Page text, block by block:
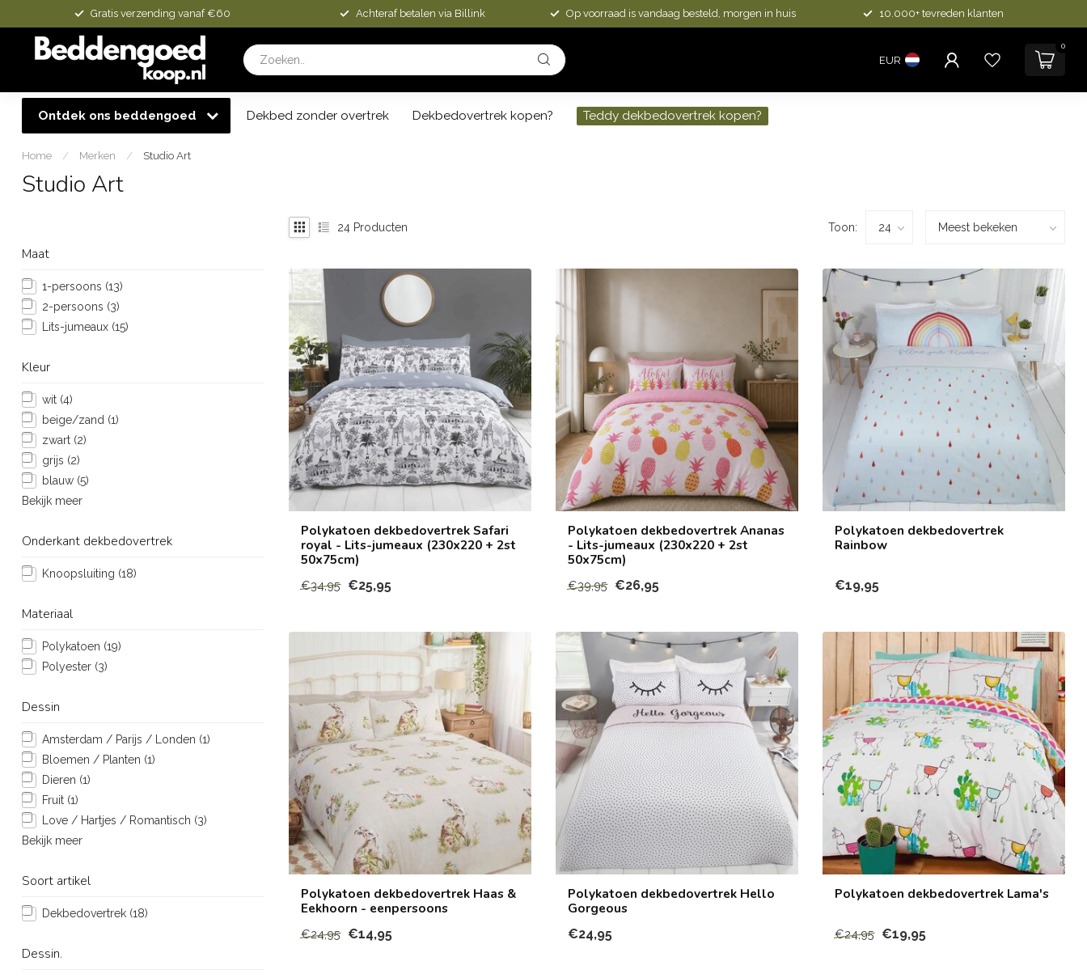
Gratis verzending vanaf €60 Achteraf betalen via Billink Op voorraad is vandaag besteld, morgen in huis 10.000+ tevreden klanten
EUR
0
Ontdek ons beddengoed Dekbed zonder overtrek Dekbedovertrek kopen? Teddy dekbedovertrek kopen?
Home / Merken / Studio Art
Studio Art
Maat
1-persoons (13)
2-persoons (3)
Lits-jumeaux (15)
Kleur
wit (4)
beige/zand (1)
zwart (2)
grijs (2)
blauw (5)
Bekijk meer
Onderkant dekbedovertrek
Knoopsluiting (18)
Materiaal
Polykatoen (19)
Polyester (3)
Dessin
Amsterdam / Parijs / Londen (1)
Bloemen / Planten (1)
Dieren (1)
Fruit (1)
Love / Hartjes / Romantisch (3)
Bekijk meer
Soort artikel
Dekbedovertrek (18)
Dessin.
24 Producten Toon:
Polykatoen dekbedovertrek Safari
royal - Lits-jumeaux (230x220 + 2st
50x75cm)
€34,95 €25,95
Polykatoen dekbedovertrek Ananas
- Lits-jumeaux (230x220 + 2st
50x75cm)
€39,95 €26,95
Polykatoen dekbedovertrek
Rainbow
€19,95
Polykatoen dekbedovertrek Haas &
Eekhoorn - eenpersoons
€24,95 €14,95
Polykatoen dekbedovertrek Hello
Gorgeous
€24,95
Polykatoen dekbedovertrek Lama's
€24,95 €19,95